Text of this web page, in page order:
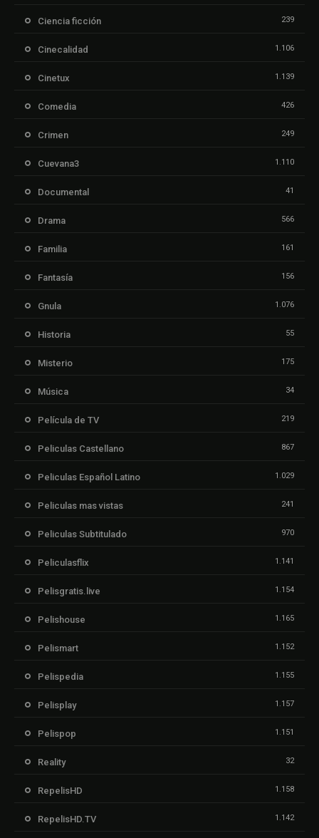
Ciencia ficción 239
Cinecalidad 1.106
Cinetux 1.139
Comedia 426
Crimen 249
Cuevana3 1.110
Documental 41
Drama 566
Familia 161
Fantasía 156
Gnula 1.076
Historia 55
Misterio 175
Música 34
Película de TV 219
Peliculas Castellano 867
Peliculas Español Latino 1.029
Peliculas mas vistas 241
Peliculas Subtitulado 970
Peliculasflix 1.141
Pelisgratis.live 1.154
Pelishouse 1.165
Pelismart 1.152
Pelispedia 1.155
Pelisplay 1.157
Pelispop 1.151
Reality 32
RepelisHD 1.158
RepelisHD.TV 1.142